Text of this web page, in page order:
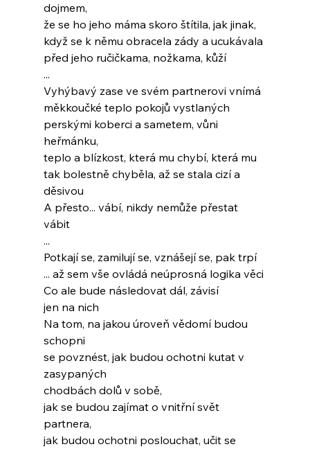
dojmem,
že se ho jeho máma skoro štítila, jak jinak,
když se k němu obracela zády a ucukávala
před jeho ručičkama, nožkama, kůží
...
Vyhýbavý zase ve svém partnerovi vnímá
měkkoučké teplo pokojů vystlaných
perskými koberci a sametem, vůni
heřmánku,
teplo a blízkost, která mu chybí, která mu
tak bolestně chyběla, až se stala cizí a
děsivou
A přesto... vábí, nikdy nemůže přestat
vábit
...
Potkají se, zamilují se, vznášejí se, pak trpí
... až sem vše ovládá neúprosná logika věci
Co ale bude následovat dál, závisí
jen na nich
Na tom, na jakou úroveň vědomí budou
schopni
se povznést, jak budou ochotni kutat v
zasypaných
chodbách dolů v sobě,
jak se budou zajímat o vnitřní svět
partnera,
jak budou ochotni poslouchat, učit se